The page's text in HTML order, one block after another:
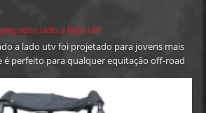
base further enhance their cargo handling
lado a lado utv
a lado utv foi projetado para jovens mais
é perfeito para qualquer equitação off-road